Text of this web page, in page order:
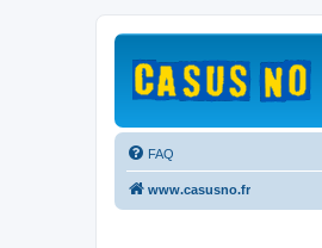
FAQ
www.casusno.fr